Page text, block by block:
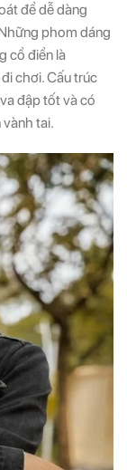
để dễ dàng
phom dáng
cổ điển là
chơi. Cấu trúc
đập tốt và có
tai.